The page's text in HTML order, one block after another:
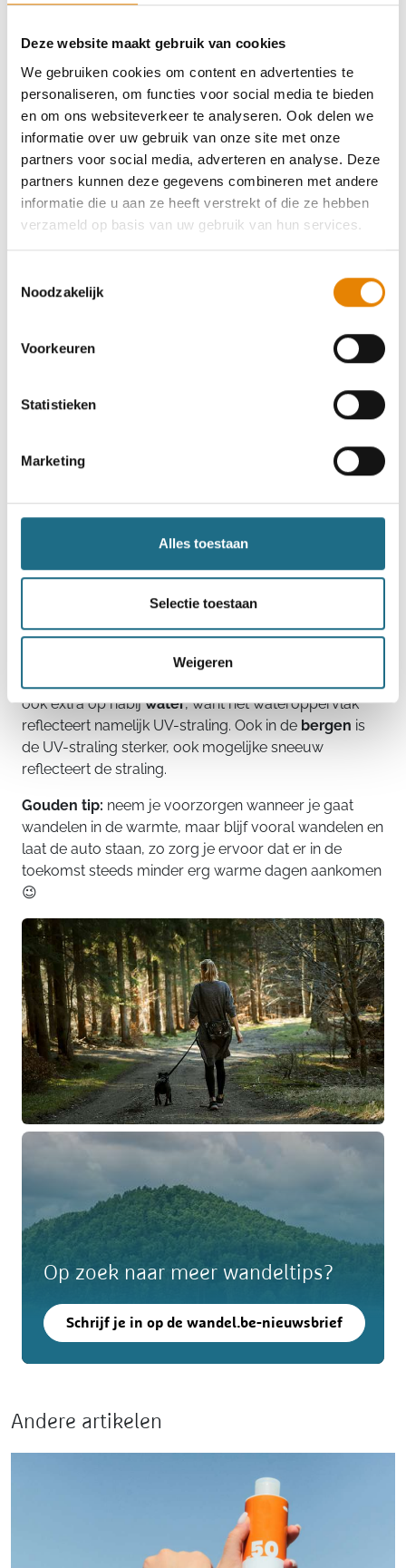
Deze website maakt gebruik van cookies
We gebruiken cookies om content en advertenties te
personaliseren, om functies voor social media te bieden
en om ons websiteverkeer te analyseren. Ook delen we
informatie over uw gebruik van onze site met onze
partners voor social media, adverteren en analyse. Deze
partners kunnen deze gegevens combineren met andere
informatie die u aan ze heeft verstrekt of die ze hebben
verzameld op basis van uw gebruik van hun services.
Noodzakelijk
Voorkeuren
Statistieken
Marketing
Alles toestaan
Selectie toestaan
Weigeren
voor kledij met lange mouwen en lange broekspijpen
Er bestaat zelfsinsectenwerende kledijdie
behandeld is om insecten zoals muggen, teken en
dazen minder kans te geven om op de stof te landen
of erdoor te steken. Het biedt extra bescherming
tegen beten en verhoogt het comfort tijdens warme
wandelingen.
Koop insectenwerende kledij op onze webshop!
Parcours en timing
Ga je wandelen op een warme dag? Kies dan voor de
koelere momenten van de dagen ga bij voorkeur
op pad in de vroege ochtend, voormiddag of late
15u.Kies je zelf je wandelparcours? Zo is wandelen in
het bos is een beter idee dan wandelen in de stad,
beton houdt immers de warmte veel meer vast. Let
ook extra op nabijwater, want het wateroppervlak
reflecteert namelijk UV-straling. Ook in de bergen is
de UV-straling sterker, ook mogelijke sneeuw
reflecteert de straling.
Gouden tip: neem je voorzorgen wanneer je gaat
wandelen in de warmte, maar blijf vooral wandelen en
laat de auto staan, zo zorg je ervoor dat er in de
toekomst steeds minder erg warme dagen aankomen
😉
Op zoek naar meer wandeltips?
Schrijf je in op de wandel.be-nieuwsbrief
Andere artikelen